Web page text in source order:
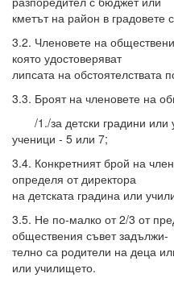
кметът на район в градовете
3.2. Членовете на
която удостоверяват
липсата на обстоятелствата
3.3. Броят на членовете на
/1./за детски градини или
ученици - 5 или 7;
3.4. Конкретният брой на
определя от директора
на детската градина или
3.5. Не по-малко от 2/3 от
обществения съвет задължи-
телно са родители на деца
или училището.